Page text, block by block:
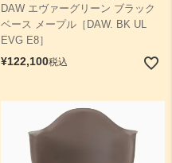
DAW エヴァーグリーン ブラック
ベース メープル［DAW. BK UL
EVG E8］
¥122,100税込